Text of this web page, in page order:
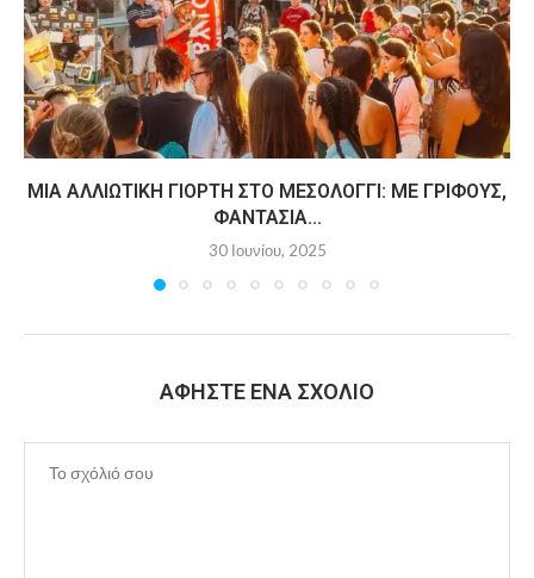
ΜΙΑ ΑΛΛΙΏΤΙΚΗ ΓΙΟΡΤΉ ΣΤΟ ΜΕΣΟΛΌΓΓΙ: ΜΕ ΓΡΊΦΟΥΣ,
ΦΑΝΤΑΣΊΑ...
30 Ιουνίου, 2025
ΑΦΉΣΤΕ ΈΝΑ ΣΧΌΛΙΟ